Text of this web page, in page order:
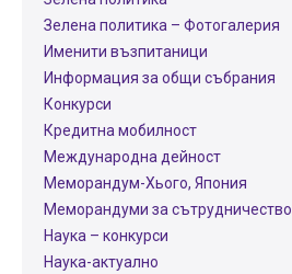
Зелена политика – Фотогалерия
Именити възпитаници
Информация за общи събрания
Конкурси
Кредитна мобилност
Международнa дейност
Меморандум-Хього, Япония
Меморандуми за сътрудничество
Наука – конкурси
Наука-актуално